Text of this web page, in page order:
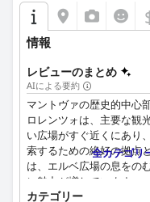
ホテル カサ ポリのスタ
さ、そして親切さが高く
ーズを満たすために優し
な経験に大きく貢献してい
駐車場もまた、屋根付き
用であると感じています
駐車場への近さと安全性
ては高く評価されていま
ベッドは特筆すべき快適
適さに言及しており、安
情報
レビューのまとめ
AIによる要約
マントヴァの歴史的中心
ロレンツォは、主要な観
い広場がすぐ近くにあり
索するための絶好の拠点
は、エルベ広場の息をの
に魅力が増しています。
全カテゴリ
カテゴリー